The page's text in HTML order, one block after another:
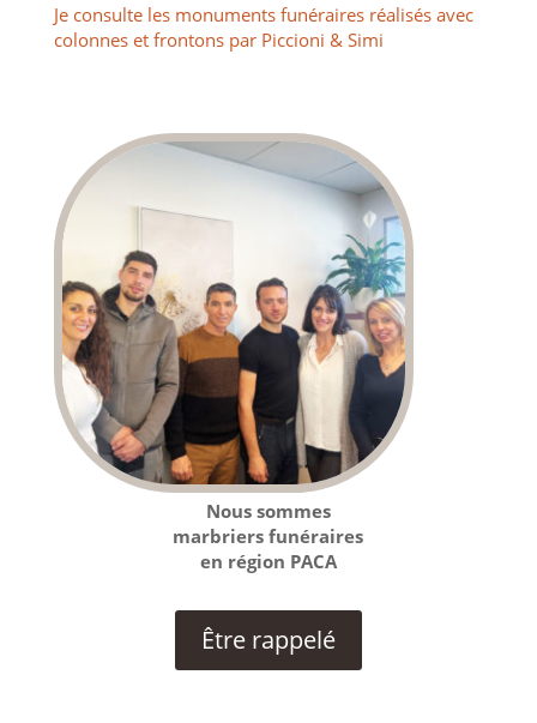
Je consulte les monuments funéraires réalisés avec
colonnes et frontons par Piccioni & Simi
Nous sommes
marbriers funéraires
en région PACA
Être rappelé